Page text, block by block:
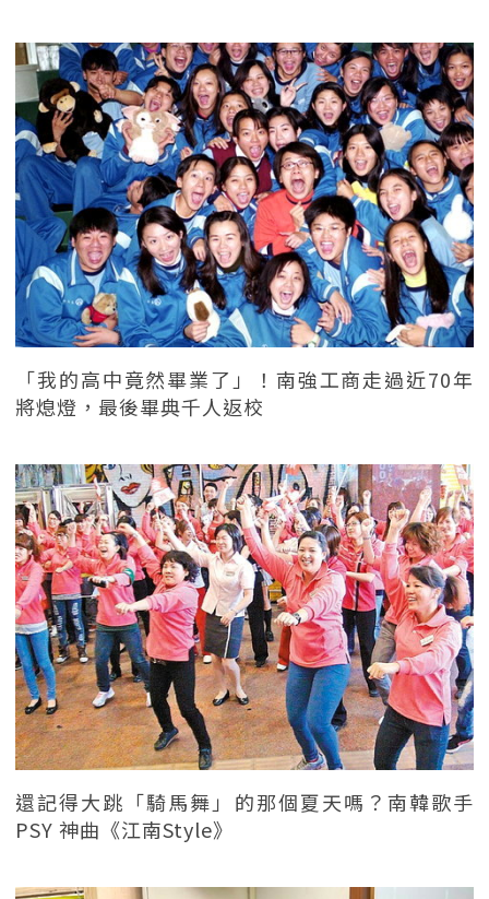
「我的高中竟然畢業了」！南強工商走過近70年
將熄燈，最後畢典千人返校
還記得大跳「騎馬舞」的那個夏天嗎？南韓歌手
PSY 神曲《江南Style》